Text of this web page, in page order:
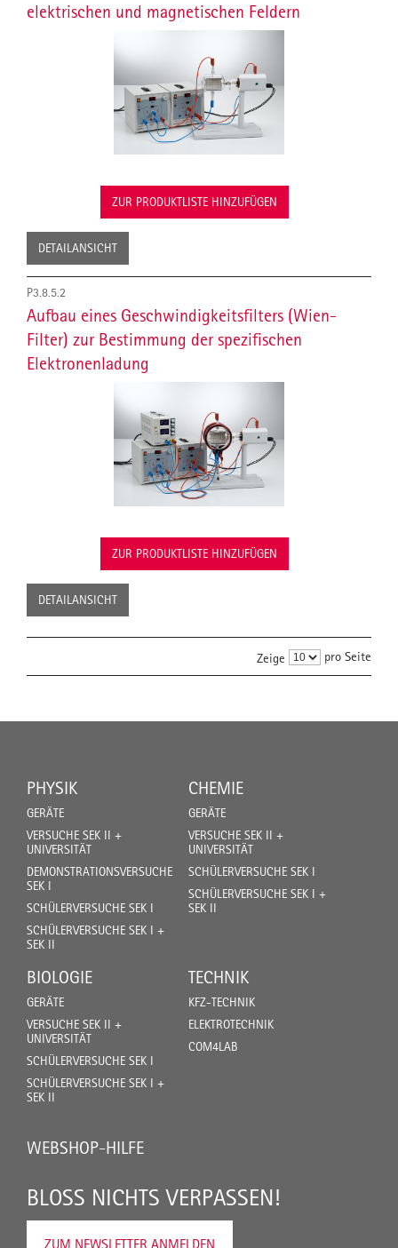
elektrischen und magnetischen Feldern
ZUR PRODUKTLISTE HINZUFÜGEN
DETAILANSICHT
P3.8.5.2
Aufbau eines Geschwindigkeitsfilters (Wien-
Filter) zur Bestimmung der spezifischen
Elektronenladung
ZUR PRODUKTLISTE HINZUFÜGEN
DETAILANSICHT
Zeige pro Seite
PHYSIK
GERÄTE
VERSUCHE SEK II +
UNIVERSITÄT
DEMONSTRATIONSVERSUCHE
SEK I
SCHÜLERVERSUCHE SEK I
SCHÜLERVERSUCHE SEK I +
SEK II
CHEMIE
GERÄTE
VERSUCHE SEK II +
UNIVERSITÄT
SCHÜLERVERSUCHE SEK I
SCHÜLERVERSUCHE SEK I +
SEK II
BIOLOGIE
GERÄTE
VERSUCHE SEK II +
UNIVERSITÄT
SCHÜLERVERSUCHE SEK I
SCHÜLERVERSUCHE SEK I +
SEK II
TECHNIK
KFZ-TECHNIK
ELEKTROTECHNIK
COM4LAB
WEBSHOP-HILFE
BLOSS NICHTS VERPASSEN!
ZUM NEWSLETTER ANMELDEN